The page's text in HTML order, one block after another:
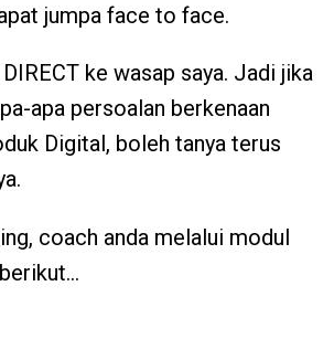
jumpa face to face.
ke wasap saya. Jadi jika
apa persoalan berkenaan
Digital, boleh tanya terus
coach anda melalui modul